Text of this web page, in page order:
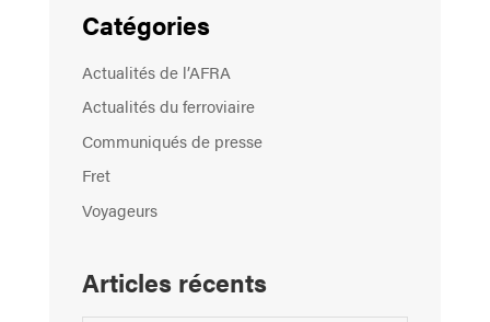
Catégories
Actualités de l’AFRA
Actualités du ferroviaire
Communiqués de presse
Fret
Voyageurs
Articles récents